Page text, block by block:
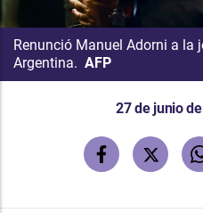
Renunció Manuel Adorni a la
Argentina. AFP
27 de junio